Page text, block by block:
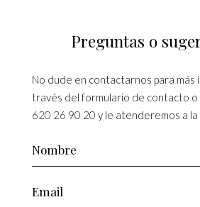
Preguntas o
No dude en contactarnos para más
través del formulario de contacto
620 26 90 20 y le atenderemos a